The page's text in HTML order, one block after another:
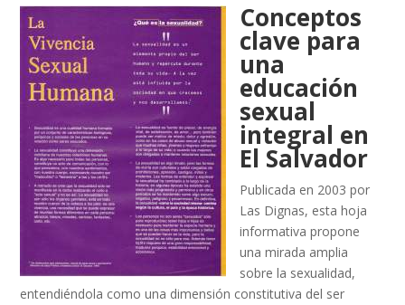
Conceptos
clave para
una
educación
sexual
integral en
El Salvador
Publicada en 2003 por
Las Dignas, esta hoja
informativa propone
una mirada amplia
sobre la sexualidad,
entendiéndola como una dimensión constitutiva del ser